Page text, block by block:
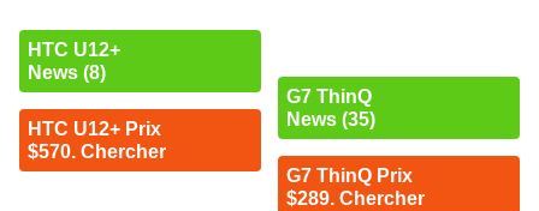
HTC U12+
News (8)
HTC U12+ Prix
$570. Chercher
G7 ThinQ
News (35)
G7 ThinQ Prix
$289. Chercher